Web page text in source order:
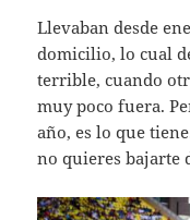
Llevaban desde
domicilio, lo cual
terrible, cuando
muy poco fuera.
año, es lo que
no quieres bajarte